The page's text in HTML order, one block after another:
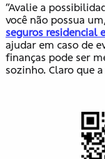
“Avalie a
você não possua
seguros residencial
ajudar em caso de
finanças pode ser
sozinho. Claro que